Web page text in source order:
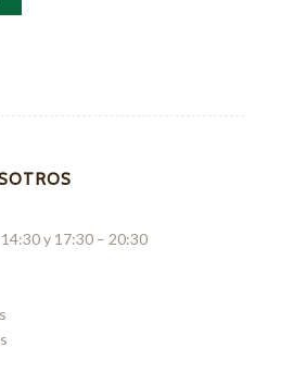
y 17:30 – 20:30